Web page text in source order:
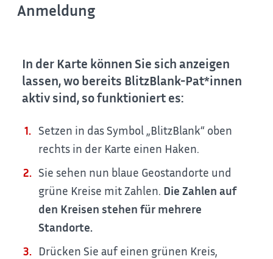
Anmeldung
In der Karte können Sie sich anzeigen
lassen, wo bereits BlitzBlank-Pat*innen
aktiv sind, so funktioniert es:
Setzen in das Symbol „BlitzBlank“ oben
rechts in der Karte einen Haken.
Sie sehen nun blaue Geostandorte und
grüne Kreise mit Zahlen. Die Zahlen auf
den Kreisen stehen für mehrere
Standorte.
Drücken Sie auf einen grünen Kreis,